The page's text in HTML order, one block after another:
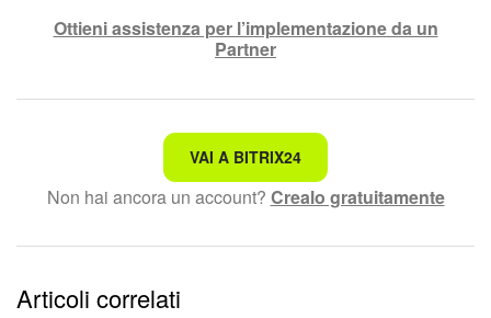
Ottieni assistenza per l’implementazione da un
Partner
Non è quello che sto cercando.
Testo complesso e incomprensibile
Le informazioni sono obsolete.
Troppo breve, ho bisogno di maggiori informazioni.
VAI A BITRIX24
Non hai ancora un account? Crealo gratuitamente
Articoli correlati